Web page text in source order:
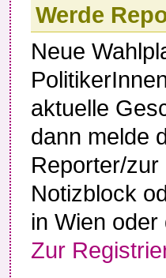
Werde
Neue
aktuelle
dann melde
Reporter/
Notizblock
in Wien
Zur